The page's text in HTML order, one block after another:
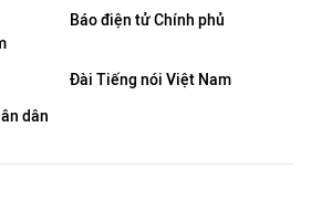
Báo điện tử Chính phủ
Đài Tiếng nói Việt Nam
dân